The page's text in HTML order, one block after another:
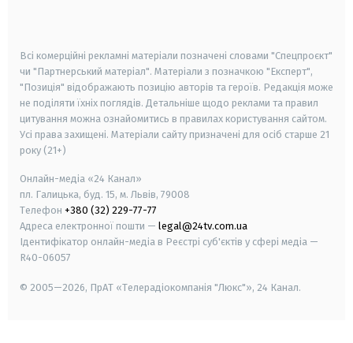
Всі комерційні рекламні матеріали позначені словами "Спецпроєкт"
чи "Партнерський матеріал". Матеріали з позначкою "Експерт",
"Позиція" відображають позицію авторів та героїв. Редакція може
не поділяти їхніх поглядів. Детальніше щодо реклами та правил
цитування можна ознайомитись в правилах користування сайтом.
Усі права захищені. Матеріали сайту призначені для осіб старше 21
року (21+)
Онлайн-медіа «24 Канал»
пл. Галицька, буд. 15, м. Львів, 79008
Телефон +380 (32) 229-77-77
Адреса електронної пошти — legal@24tv.com.ua
Ідентифікатор онлайн-медіа в Реєстрі суб'єктів у сфері медіа —
R40-06057
© 2005—2026, ПрАТ «Телерадіокомпанія "Люкс"», 24 Канал.